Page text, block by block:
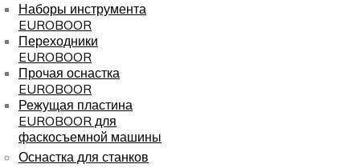
Наборы инструмента
EUROBOOR
Переходники
EUROBOOR
Прочая оснастка
EUROBOOR
Режущая пластина
EUROBOOR для
фаскосъемной машины
Оснастка для станков